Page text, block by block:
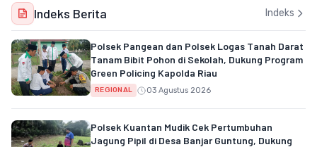
Indeks Berita Indeks
Polsek Pangean dan Polsek Logas Tanah Darat
Tanam Bibit Pohon di Sekolah, Dukung Program
Green Policing Kapolda Riau
REGIONAL 03 Agustus 2026
Polsek Kuantan Mudik Cek Pertumbuhan
Jagung Pipil di Desa Banjar Guntung, Dukung